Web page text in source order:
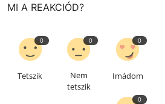
MI A REAKCIÓD?
0
Tetszik
0
Nem
tetszik
0
Imádom
0